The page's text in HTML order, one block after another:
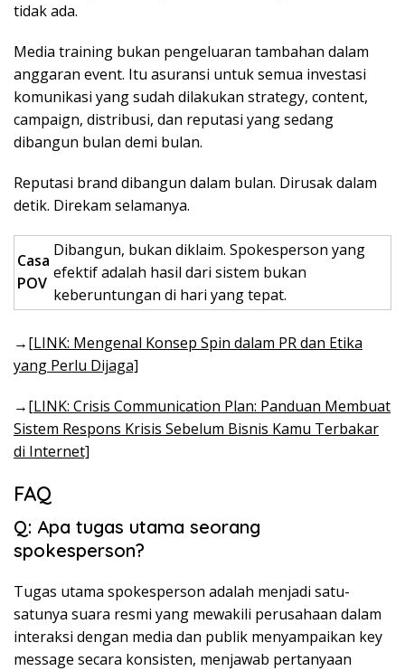
tidak ada.
Media training bukan pengeluaran tambahan dalam
anggaran event. Itu asuransi untuk semua investasi
komunikasi yang sudah dilakukan strategy, content,
campaign, distribusi, dan reputasi yang sedang
dibangun bulan demi bulan.
Reputasi brand dibangun dalam bulan. Dirusak dalam
detik. Direkam selamanya.
Casa
POV
Dibangun, bukan diklaim. Spokesperson yang
efektif adalah hasil dari sistem bukan
keberuntungan di hari yang tepat.
→[LINK: Mengenal Konsep Spin dalam PR dan Etika
yang Perlu Dijaga]
→[LINK: Crisis Communication Plan: Panduan Membuat
Sistem Respons Krisis Sebelum Bisnis Kamu Terbakar
di Internet]
FAQ
Q: Apa tugas utama seorang
spokesperson?
Tugas utama spokesperson adalah menjadi satu-
satunya suara resmi yang mewakili perusahaan dalam
interaksi dengan media dan publik menyampaikan key
message secara konsisten, menjawab pertanyaan